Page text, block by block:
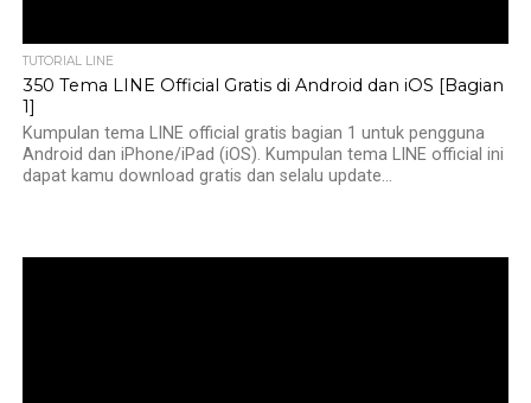
TUTORIAL LINE
350 Tema LINE Official Gratis di Android dan iOS [Bagian
1]
Kumpulan tema LINE official gratis bagian 1 untuk pengguna
Android dan iPhone/iPad (iOS). Kumpulan tema LINE official ini
dapat kamu download gratis dan selalu update...